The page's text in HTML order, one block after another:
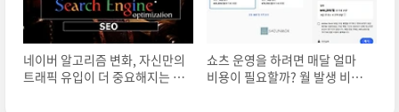
네이버 알고리즘 변화, 자신만의
트래픽 유입이 더 중요해지는 이
쇼츠 운영을 하려면 매달 얼마
비용이 필요할까? 월 발생 비용